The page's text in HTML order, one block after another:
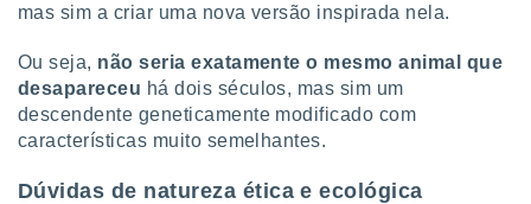
mas sim a criar uma nova versão inspirada nela.
Ou seja, não seria exatamente o mesmo animal que
desapareceu há dois séculos, mas sim um
descendente geneticamente modificado com
características muito semelhantes.
Dúvidas de natureza ética e ecológica